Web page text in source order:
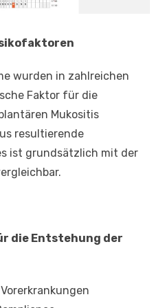
wurden in zahlreichen
Faktor für die
Mukositis
resultierende
ist grundsätzlich mit der
die Entstehung der